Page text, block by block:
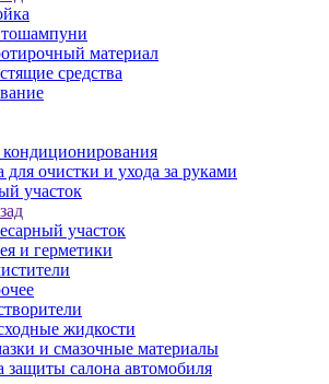
материал
средства
для очистки и ухода за руками
участок
участок
и герметики
жидкости
и смазочные материалы
защиты салона автомобиля